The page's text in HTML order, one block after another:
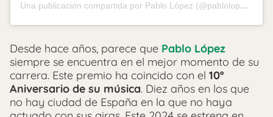
Una publicación compartida por Pablo López (@pablolopezmusic)
Desde hace años, parece que Pablo López
siempre se encuentra en el mejor momento de su
carrera. Este premio ha coincido con el 10º
Aniversario de su música. Diez años en los que
no hay ciudad de España en la que no haya